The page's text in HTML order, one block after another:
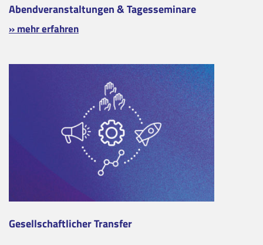
Abendveranstaltungen & Tagesseminare
» mehr erfahren
Gesellschaftlicher Transfer